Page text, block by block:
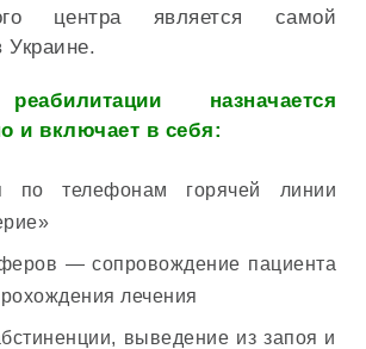
центра является самой
назначается
и включает в себя:
по телефонам горячей линии
— сопровождение пациента
лечения
выведение из запоя и